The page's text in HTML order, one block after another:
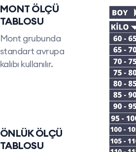
MONT ÖLÇÜ
TABLOSU
Mont grubunda
standart avrupa
kalıbı kullanılır.
ÖNLÜK ÖLÇÜ
TABLOSU